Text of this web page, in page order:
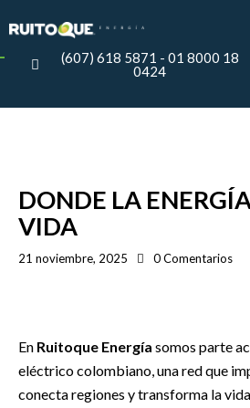
(607) 618 5871 - 01 8000 18
0424
DONDE LA
VIDA
21 noviembre, 2025 0 Comentarios
En Ruitoque Energía somos parte
eléctrico colombiano, una red que
conecta regiones y transforma la